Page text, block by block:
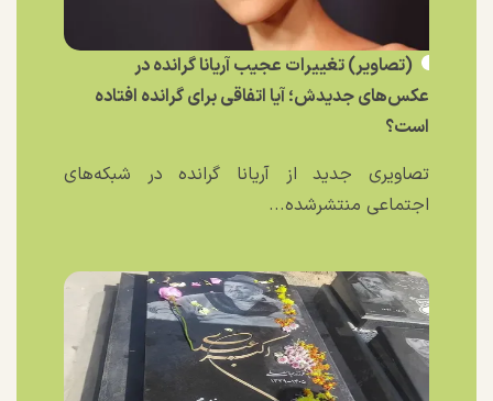
(تصاویر) تغییرات عجیب آریانا گرانده در
عکس‌های جدیدش؛ آیا اتفاقی برای گرانده افتاده
است؟
تصاویری جدید از آریانا گرانده در شبکه‌های
اجتماعی منتشرشده...